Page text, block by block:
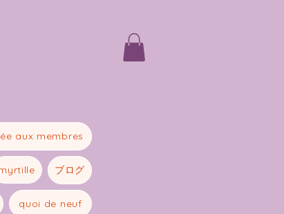
aux membres
ブログ
quoi de neuf